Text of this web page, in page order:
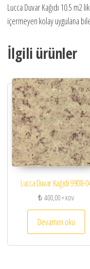
Lucca Duvar Kağıdı 10.5 m2
içermeyen kolay uygulana
İlgili ürünler
Lucca Duvar Kağıdı 9908-
₺400,00+ KDV
Devamını oku